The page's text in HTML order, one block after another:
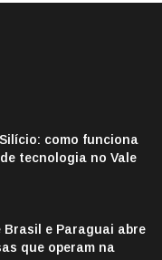
como funciona
tecnologia no Vale
e Paraguai abre
que operam na